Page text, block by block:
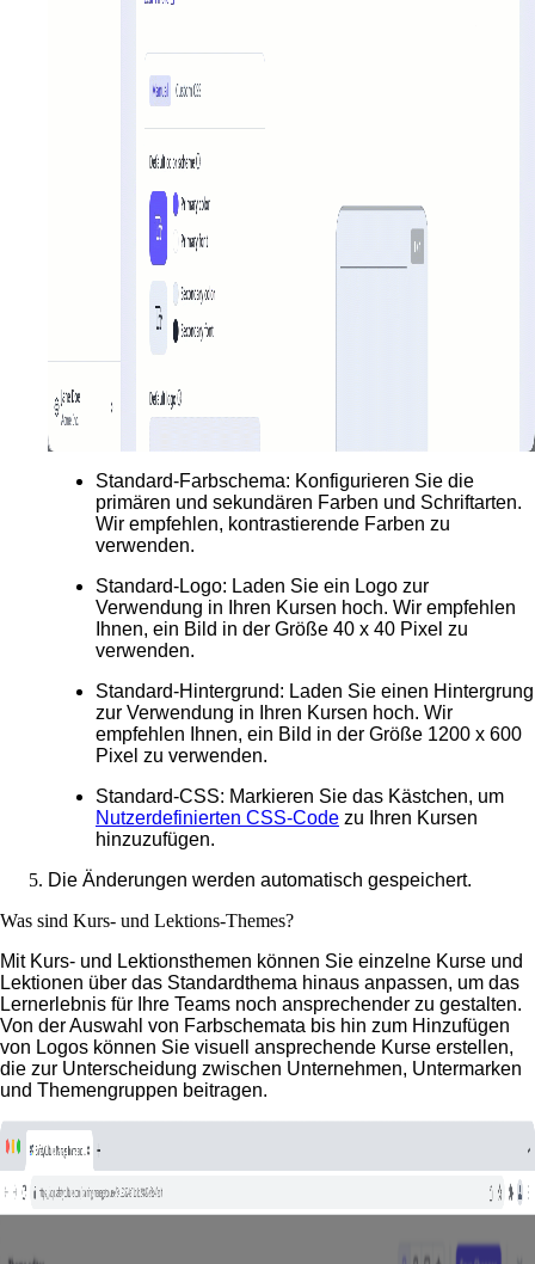
Standard-Farbschema: Konfigurieren Sie die
primären und sekundären Farben und Schriftarten.
Wir empfehlen, kontrastierende Farben zu
verwenden.
Standard-Logo: Laden Sie ein Logo zur
Verwendung in Ihren Kursen hoch. Wir empfehlen
Ihnen, ein Bild in der Größe 40 x 40 Pixel zu
verwenden.
Standard-Hintergrund: Laden Sie einen Hintergrung
zur Verwendung in Ihren Kursen hoch. Wir
empfehlen Ihnen, ein Bild in der Größe 1200 x 600
Pixel zu verwenden.
Standard-CSS: Markieren Sie das Kästchen, um
Nutzerdefinierten CSS-Code zu Ihren Kursen
hinzuzufügen.
Die Änderungen werden automatisch gespeichert.
Was sind Kurs- und Lektions-Themes?
Mit Kurs- und Lektionsthemen können Sie einzelne Kurse und
Lektionen über das Standardthema hinaus anpassen, um das
Lernerlebnis für Ihre Teams noch ansprechender zu gestalten.
Von der Auswahl von Farbschemata bis hin zum Hinzufügen
von Logos können Sie visuell ansprechende Kurse erstellen,
die zur Unterscheidung zwischen Unternehmen, Untermarken
und Themengruppen beitragen.